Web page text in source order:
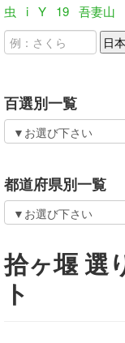
虫 i Y 19 吾妻山
百選別一覧
都道府県別一覧
拾ヶ堰 選
ト